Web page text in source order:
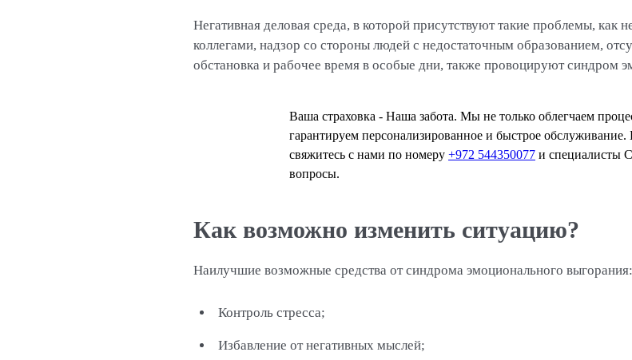
Негативная деловая среда, в которой присутствуют такие проблемы, как
коллегами, надзор со стороны людей с недостаточным образованием,
обстановка и рабочее время в особые дни, также провоцируют синдром
Ваша страховка - Наша забота. Мы не только облегчаем
гарантируем персонализированное и быстрое
свяжитесь с нами по номеру +972 544350077 и специалисты
вопросы.
Как возможно изменить ситуацию?
Наилучшие возможные средства от синдрома эмоционального выгорания:
Контроль стресса;
Избавление от негативных мыслей;